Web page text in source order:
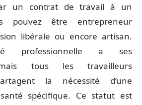
un contrat de travail à un
pouvez être entrepreneur
libérale ou encore artisan.
professionnelle a ses
tous les travailleurs
la nécessité d’une
spécifique. Ce statut est